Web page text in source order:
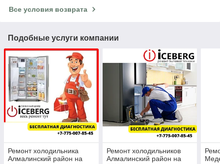
Все условия возврата
Подобные услуги компании
Ремонт холодильника
Алмалинский район на
Ремонт холодильников
Алмалинский район на